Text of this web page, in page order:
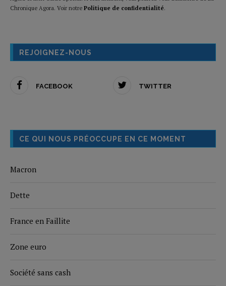
Chronique Agora. Voir notre Politique de confidentialité.
REJOIGNEZ-NOUS
FACEBOOK TWITTER
CE QUI NOUS PRÉOCCUPE EN CE MOMENT
Macron
Dette
France en Faillite
Zone euro
Société sans cash